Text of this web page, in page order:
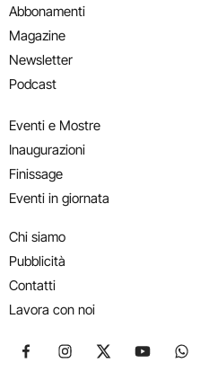
Abbonamenti
Magazine
Newsletter
Podcast
Eventi e Mostre
Inaugurazioni
Finissage
Eventi in giornata
Chi siamo
Pubblicità
Contatti
Lavora con noi
Seguici su Facebook
Seguici su Instagram
Seguici su X
Seguici su